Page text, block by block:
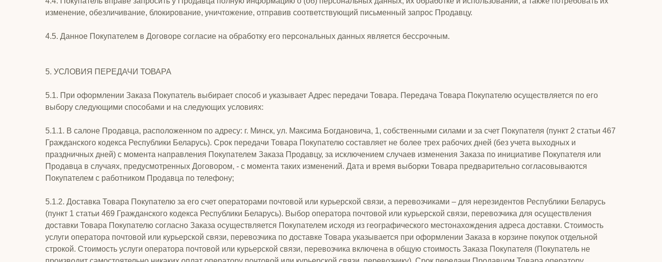
изменение, обезличивание, блокирование, уничтожение, отправив соответствующий письменный запрос Продавцу.
4.5. Данное Покупателем в Договоре согласие на обработку его персональных данных является бессрочным.
5. УСЛОВИЯ ПЕРЕДАЧИ ТОВАРА
5.1. При оформлении Заказа Покупатель выбирает способ и указывает Адрес передачи Товара. Передача Товара Покупателю осуществляется по его
выбору следующими способами и на следующих условиях:
5.1.1. В салоне Продавца, расположенном по адресу: г. Минск, ул. Максима Богдановича, 1, собственными силами и за счет Покупателя (пункт 2 статьи 467
Гражданского кодекса Республики Беларусь). Срок передачи Товара Покупателю составляет не более трех рабочих дней (без учета выходных и
праздничных дней) с момента направления Покупателем Заказа Продавцу, за исключением случаев изменения Заказа по инициативе Покупателя или
Продавца в случаях, предусмотренных Договором, - с момента таких изменений. Дата и время выборки Товара предварительно согласовываются
Покупателем с работником Продавца по телефону;
5.1.2. Доставка Товара Покупателю за его счет операторами почтовой или курьерской связи, а перевозчиками – для нерезидентов Республики Беларусь
(пункт 1 статьи 469 Гражданского кодекса Республики Беларусь). Выбор оператора почтовой или курьерской связи, перевозчика для осуществления
доставки Товара Покупателю согласно Заказа осуществляется Покупателем исходя из географического местонахождения адреса доставки. Стоимость
услуги оператора почтовой или курьерской связи, перевозчика по доставке Товара указывается при оформлении Заказа в корзине покупок отдельной
строкой. Стоимость услуги оператора почтовой или курьерской связи, перевозчика включена в общую стоимость Заказа Покупателя (Покупатель не